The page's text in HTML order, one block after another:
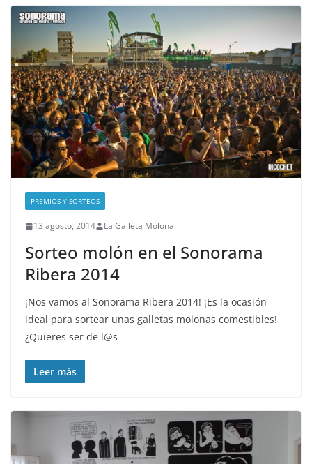
PREMIOS Y SORTEOS
13 agosto, 2014 La Galleta Molona
Sorteo molón en el Sonorama
Ribera 2014
¡Nos vamos al Sonorama Ribera 2014! ¡Es la ocasión
ideal para sortear unas galletas molonas comestibles!
¿Quieres ser de l@s
Leer más